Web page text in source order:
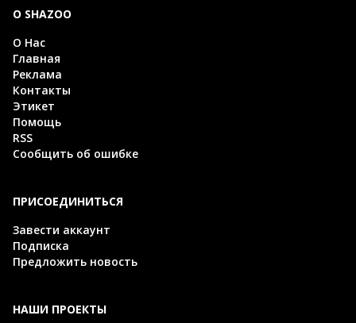
О SHAZOO
О Нас
Главная
Реклама
Контакты
Этикет
Помощь
RSS
Сообщить об ошибке
ПРИСОЕДИНИТЬСЯ
Завести аккаунт
Подписка
Предложить новость
НАШИ ПРОЕКТЫ